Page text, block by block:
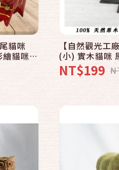
貓咪
貓咪
【自然觀光工
(小) 實木貓咪
雕精品 峇里島
NT$199